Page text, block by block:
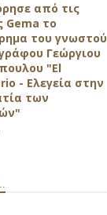
από τις
Gema το
του γνωστού
Γεώργιου
"El
- Ελεγεία στην
των